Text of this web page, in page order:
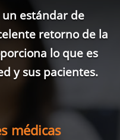
estándar de
retorno de la
lo que es
y sus pacientes.
médicas